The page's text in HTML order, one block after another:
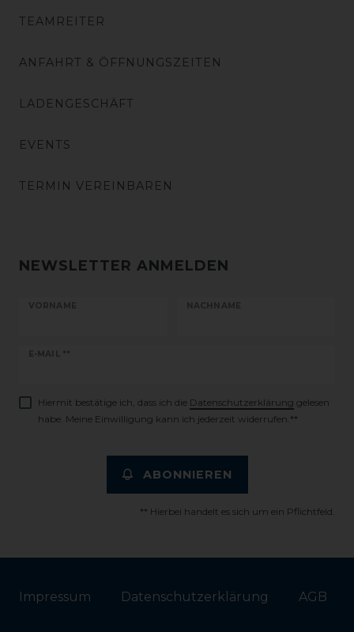
TEAMREITER
ANFAHRT & ÖFFNUNGSZEITEN
LADENGESCHÄFT
EVENTS
TERMIN VEREINBAREN
NEWSLETTER ANMELDEN
VORNAME NACHNAME
E-MAIL **
Newsletter
Hiermit bestätige ich, dass ich die Daten­schutz­erklärung gelesen
habe. Meine Einwilligung kann ich jederzeit widerrufen.**
ABONNIEREN
** Hierbei handelt es sich um ein Pflichtfeld.
Impressum Daten­schutz­erklärung AGB